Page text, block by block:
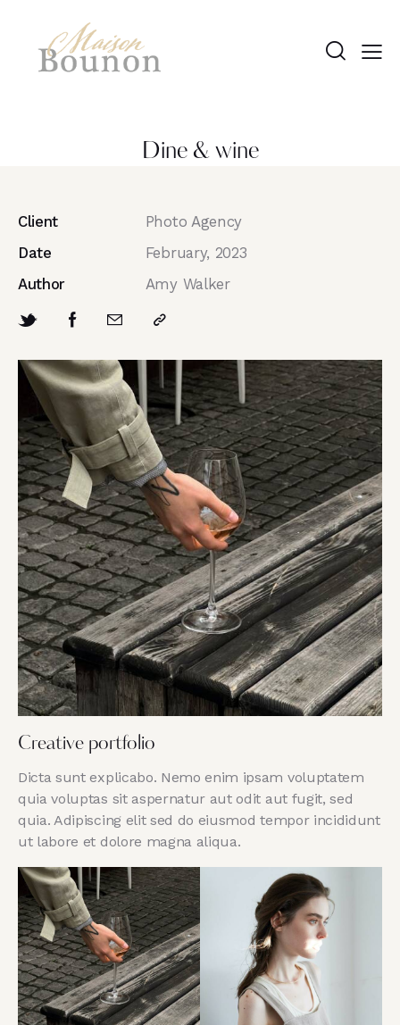
Dine & wine
Client
Photo Agency
Date
February, 2023
Author
Amy Walker
Creative portfolio
Dicta sunt explicabo. Nemo enim ipsam voluptatem
quia voluptas sit aspernatur aut odit aut fugit, sed
quia. Adipiscing elit sed do eiusmod tempor incididunt
ut labore et dolore magna aliqua.